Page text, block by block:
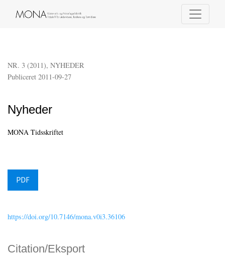
NR. 3 (2011), NYHEDER
Nyheder
Publiceret 2011-09-27
MONA Tidsskriftet
PDF
Citation/Eksport
https://doi.org/10.7146/mona.v0i3.36106